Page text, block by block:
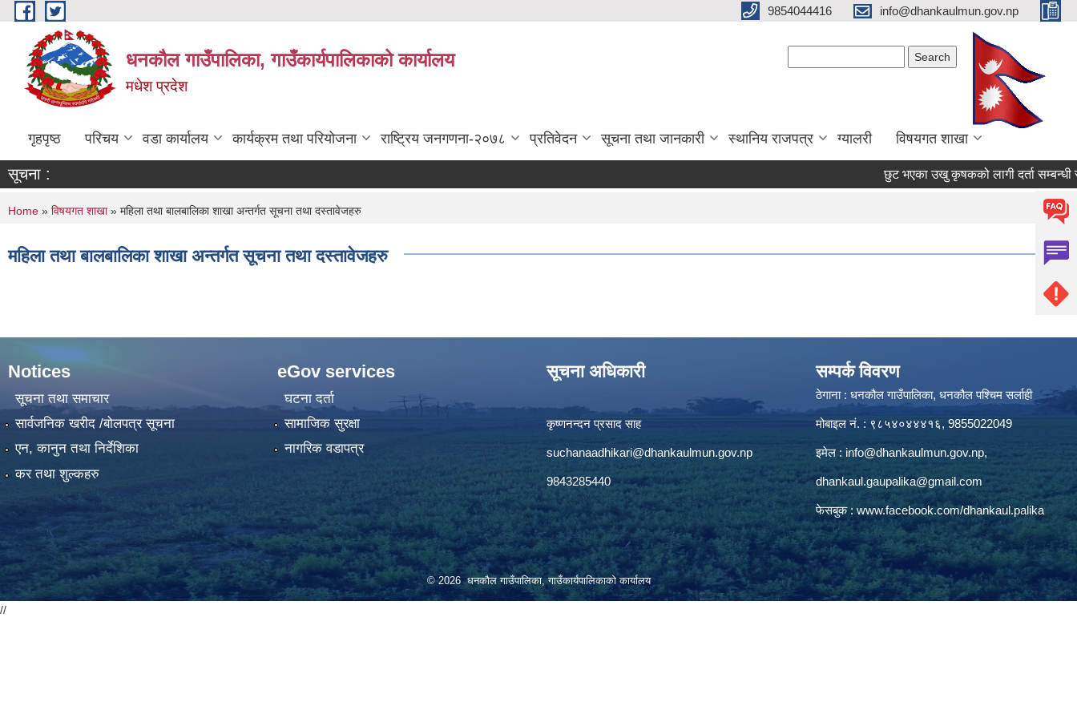
Skip to main content 9854044416 info@dhankaulmun.gov.np
धनकौल गाउँपालिका, गाउँकार्यपालिकाको कार्यालय
मधेश प्रदेश
गृहपृष्ठ परिचय वडा कार्यालय कार्यक्रम तथा परियोजना राष्ट्रिय जनगणना-२०७८ प्रतिवेदन सूचना तथा जानकारी स्थानिय राजपत्र ग्यालरी विषयगत शाखा
सूचना : छुट भएका उखु कृषकको लागी दर्ता सम्बन्धी
You are here
Home » विषयगत शाखा» महिला तथा बालबालिका शाखा अन्तर्गत सूचना तथा दस्तावेजहरु
महिला तथा बालबालिका शाखा अन्तर्गत सूचना तथा दस्तावेजहरु
Notices
सूचना तथा समाचार
सार्वजनिक खरीद /बोलपत्र सूचना
एन, कानुन तथा निर्देशिका
कर तथा शुल्कहरु
eGov services
घटना दर्ता
सामाजिक सुरक्षा
नागरिक वडापत्र
सूचना अधिकारी
कृष्णनन्दन प्रसाद साह
suchanaadhikari@dhankaulmun.gov.np
9843285440
सम्पर्क विवरण
ठेगाना : धनकौल गाउँपालिका, धनकौल पश्चिम सर्लाही
मोबाइल नं. : ९८५४०४४४१६, 9855022049
इमेल : info@dhankaulmun.gov.np,
dhankaul.gaupalika@gmail.com
फेसबुक : www.facebook.com/dhankaul.palika
© 2026 धनकौल गाउँपालिका, गाउँकार्यपालिकाको कार्यालय
//